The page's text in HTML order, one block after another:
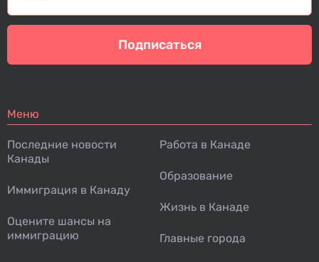
Подписаться
Меню
Последние новости
Канады
Иммиграция в Канаду
Оцените шансы на
иммиграцию
Работа в Канаде
Образование
Жизнь в Канаде
Главные города